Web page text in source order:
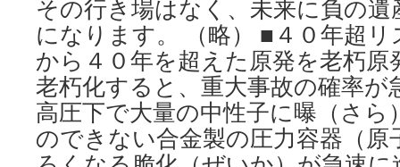
その行き場はなく、未来に負の
になります。 （略） ■４０年超
から４０年を超えた原発を老朽
老朽化すると、重大事故の確率が
高圧下で大量の中性子に曝（さ
のできない合金製の圧力容器（